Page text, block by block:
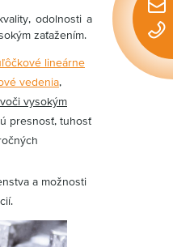
odolnosti a
zaťažením.
lineárne
vedenia,
vysokým
presnosť, tuhosť
a možnosti